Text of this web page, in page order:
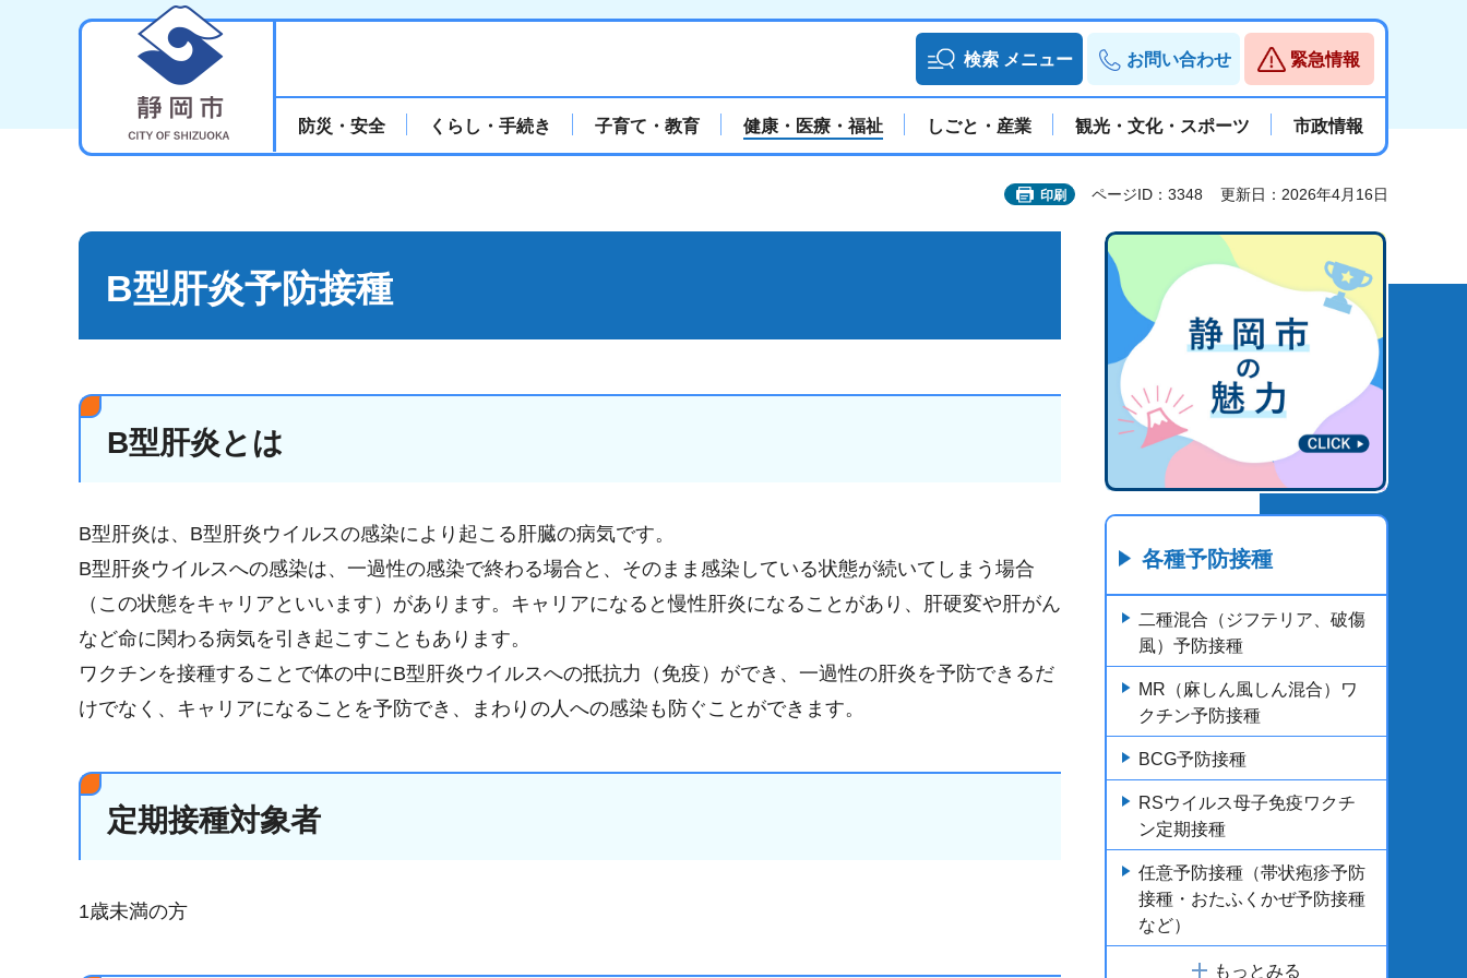
検索 メニュー お問い合わせ 緊急情報
防災・安全 くらし・手続き 子育て・教育 健康・医療・福祉 しごと・産業 観光・文化・スポーツ 市政情報
印刷 ページID：3348 更新日：2026年4月16日
B型肝炎予防接種
B型肝炎とは
B型肝炎は、B型肝炎ウイルスの感染により起こる肝臓の病気です。
B型肝炎ウイルスへの感染は、一過性の感染で終わる場合と、そのまま感染している状態が続いてしまう場合
（この状態をキャリアといいます）があります。キャリアになると慢性肝炎になることがあり、肝硬変や肝がん
など命に関わる病気を引き起こすこともあります。
ワクチンを接種することで体の中にB型肝炎ウイルスへの抵抗力（免疫）ができ、一過性の肝炎を予防できるだ
けでなく、キャリアになることを予防でき、まわりの人への感染も防ぐことができます。
定期接種対象者
1歳未満の方
各種予防接種
二種混合（ジフテリア、破傷
風）予防接種
MR（麻しん風しん混合）ワ
クチン予防接種
BCG予防接種
RSウイルス母子免疫ワクチ
ン定期接種
任意予防接種（帯状疱疹予防
接種・おたふくかぜ予防接種
など）
もっとみる